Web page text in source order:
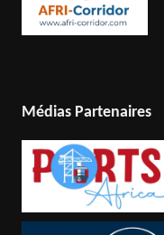
Médias Partenaires